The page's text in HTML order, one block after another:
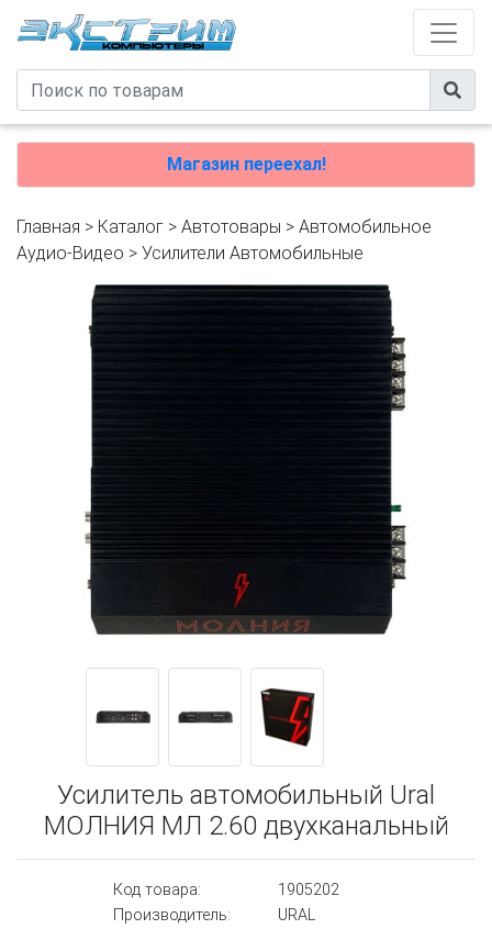
Магазин переехал!
Главная > Каталог > Автотовары > Автомобильное
Аудио-Видео > Усилители Автомобильные
Усилитель автомобильный Ural
МОЛНИЯ МЛ 2.60 двухканальный
Код товара:
1905202
Производитель:
URAL